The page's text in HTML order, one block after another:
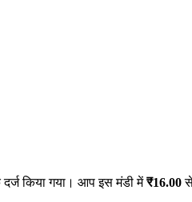
किया गया। आप इस मंडी में₹16.00